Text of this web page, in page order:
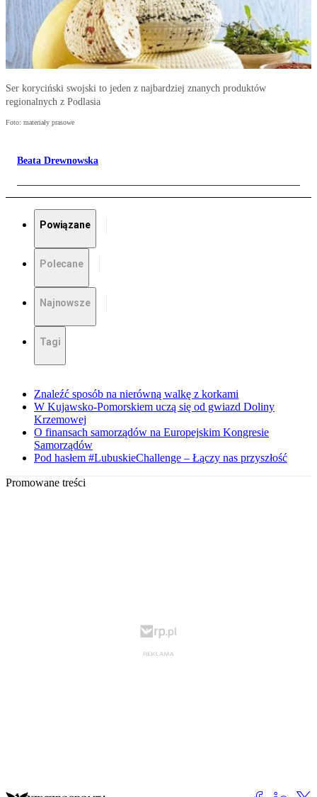
Ser koryciński swojski to jeden z najbardziej znanych produktów
regionalnych z Podlasia
Foto: materiały prasowe
Beata Drewnowska
Powiązane
Polecane
Najnowsze
Tagi
Znaleźć sposób na nierówną walkę z korkami
W Kujawsko-Pomorskiem uczą się od gwiazd Doliny
Krzemowej
O finansach samorządów na Europejskim Kongresie
Samorządów
Pod hasłem #LubuskieChallenge – Łączy nas przyszłość
Promowane treści